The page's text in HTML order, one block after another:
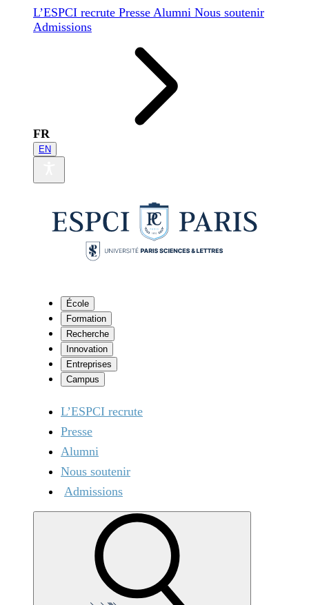
L’ESPCI recrute Presse Alumni Nous soutenir
Admissions
FR
EN
École
Formation
Recherche
Innovation
Entreprises
Campus
L’ESPCI recrute
Presse
Alumni
Nous soutenir
Admissions